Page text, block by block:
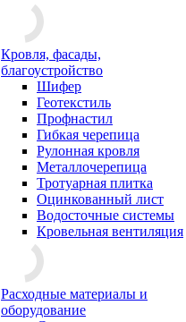
Кровля, фасады,
благоустройство
Шифер
Геотекстиль
Профнастил
Гибкая черепица
Рулонная кровля
Металлочерепица
Тротуарная плитка
Оцинкованный лист
Водосточные системы
Кровельная вентиляция
Расходные материалы и
оборудование